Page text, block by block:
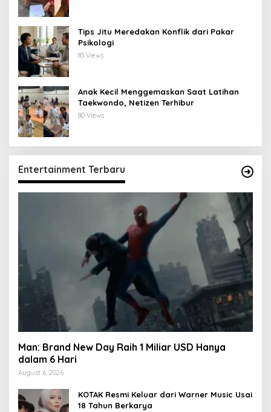
Tips Jitu Meredakan Konflik dari Pakar
Psikologi
83 Views
Anak Kecil Menggemaskan Saat Latihan
Taekwondo, Netizen Terhibur
80 Views
Entertainment Terbaru
Man: Brand New Day Raih 1 Miliar USD Hanya
dalam 6 Hari
August 6, 2026
KOTAK Resmi Keluar dari Warner Music Usai
18 Tahun Berkarya